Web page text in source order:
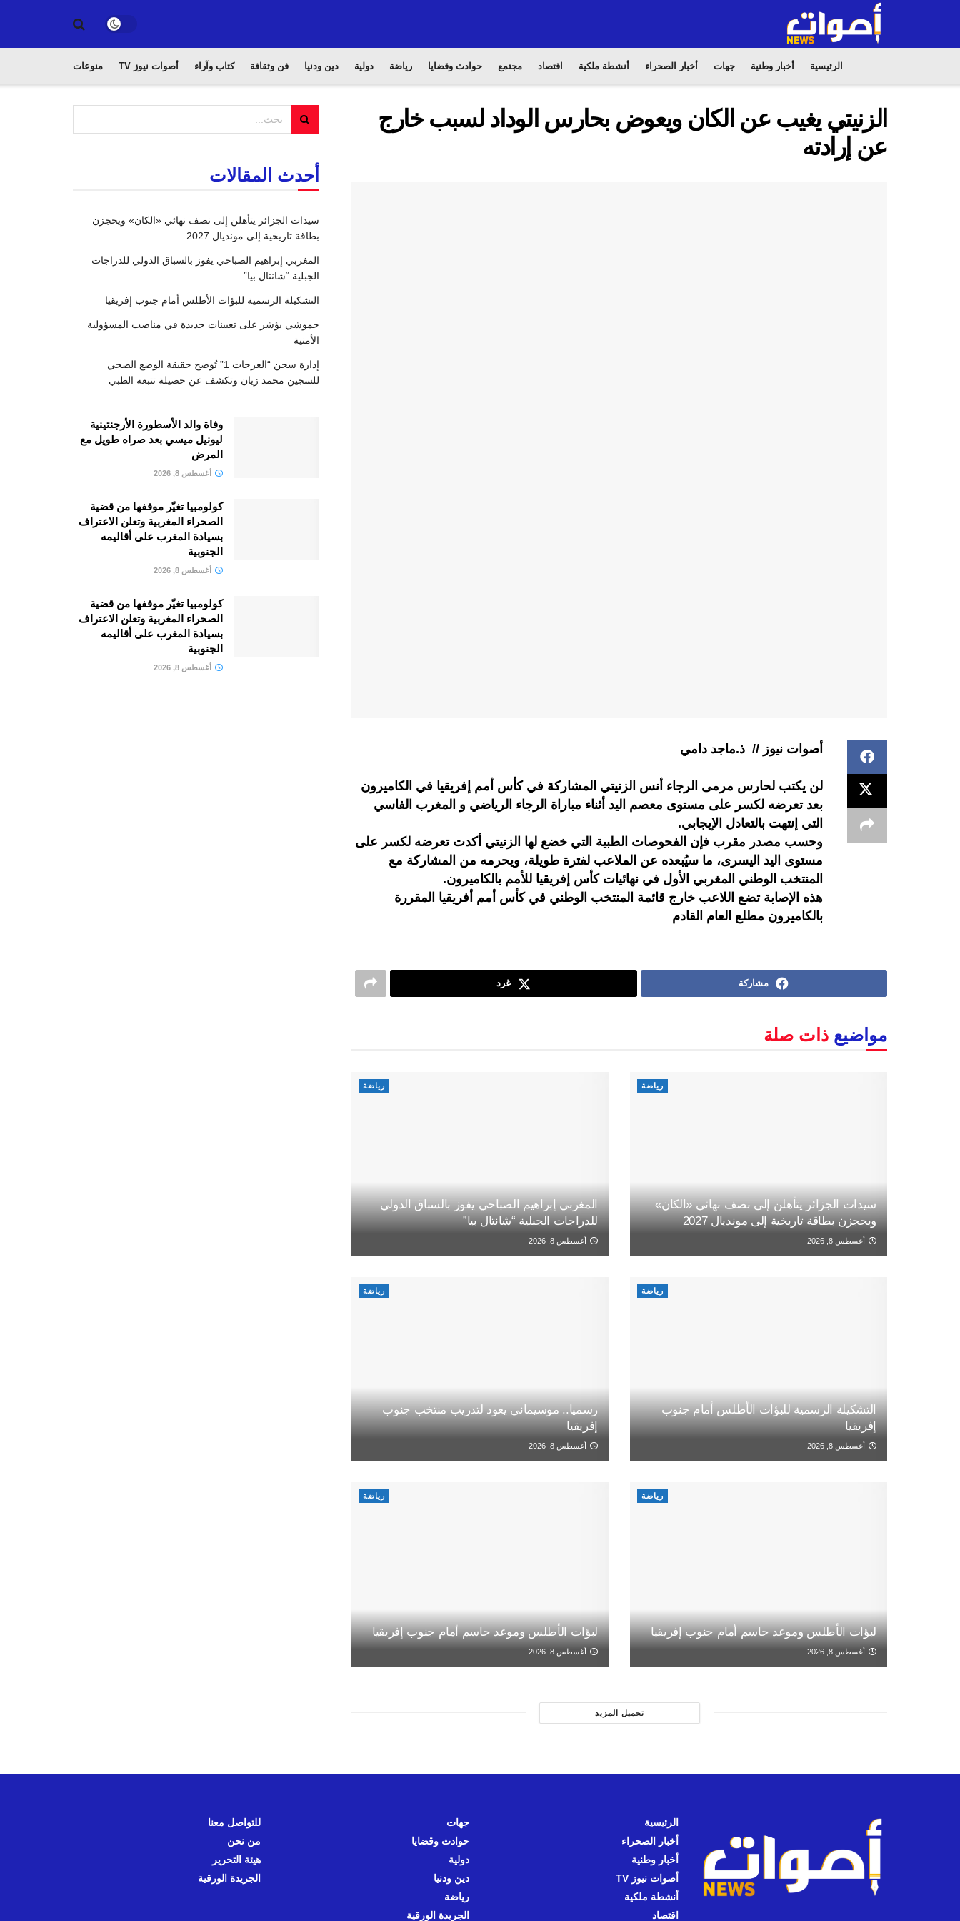
الرئيسية أخبار وطنية جهات أخبار الصحراء أنشطة ملكية اقتصاد مجتمع حوادث وقضايا رياضة دولية دين ودنيا فن وثقافة كتاب وآراء أصوات نيوز TV منوعات
الزنيتي يغيب عن الكان ويعوض بحارس الوداد لسبب خارج
عن إرادته
أصوات نيوز // ذ.ماجد دامي
لن يكتب لحارس مرمى الرجاء أنس الزنيتي المشاركة في كأس أمم إفريقيا في الكاميرون
بعد تعرضه لكسر على مستوى معصم اليد أثناء مباراة الرجاء الرياضي و المغرب الفاسي
التي إنتهت بالتعادل الإيجابي.
وحسب مصدر مقرب فإن الفحوصات الطبية التي خضع لها الزنيتي أكدت تعرضه لكسر على
مستوى اليد اليسرى، ما سيُبعده عن الملاعب لفترة طويلة، ويحرمه من المشاركة مع
المنتخب الوطني المغربي الأول في نهائيات كأس إفريقيا للأمم بالكاميرون.
هذه الإصابة تضع اللاعب خارج قائمة المنتخب الوطني في كأس أمم أفريقيا المقررة
بالكاميرون مطلع العام القادم
مشاركة غرد
مواضيع ذات صلة
رياضة
سيدات الجزائر يتأهلن إلى نصف نهائي «الكان»
ويحجزن بطاقة تاريخية إلى مونديال 2027
أغسطس 8, 2026
رياضة
المغربي إبراهيم الصباحي يفوز بالسباق الدولي
للدراجات الجبلية “شانتال بيا”
أغسطس 8, 2026
رياضة
التشكيلة الرسمية للبؤات الأطلس أمام جنوب
إفريقيا
أغسطس 8, 2026
رياضة
رسميا.. موسيماني يعود لتدريب منتخب جنوب
إفريقيا
أغسطس 8, 2026
رياضة
لبؤات الأطلس وموعد حاسم أمام جنوب إفريقيا
أغسطس 8, 2026
رياضة
لبؤات الأطلس وموعد حاسم أمام جنوب إفريقيا
أغسطس 8, 2026
تحميل المزيد
أحدث المقالات
سيدات الجزائر يتأهلن إلى نصف نهائي «الكان» ويحجزن
بطاقة تاريخية إلى مونديال 2027
المغربي إبراهيم الصباحي يفوز بالسباق الدولي للدراجات
الجبلية “شانتال بيا”
التشكيلة الرسمية للبؤات الأطلس أمام جنوب إفريقيا
حموشي يؤشر على تعيينات جديدة في مناصب المسؤولية
الأمنية
إدارة سجن “العرجات 1” تُوضح حقيقة الوضع الصحي
للسجين محمد زيان وتكشف عن حصيلة تتبعه الطبي
وفاة والد الأسطورة الأرجنتينية
ليونيل ميسي بعد صراه طويل مع
المرض
أغسطس 8, 2026
كولومبيا تغيّر موقفها من قضية
الصحراء المغربية وتعلن الاعتراف
بسيادة المغرب على أقاليمه
الجنوبية
أغسطس 8, 2026
كولومبيا تغيّر موقفها من قضية
الصحراء المغربية وتعلن الاعتراف
بسيادة المغرب على أقاليمه
الجنوبية
أغسطس 8, 2026
الرئيسية
أخبار الصحراء
أخبار وطنية
أصوات نيوز TV
أنشطة ملكية
اقتصاد
جهات
حوادث وقضايا
دولية
دين ودنيا
رياضة
الجريدة الورقية
للتواصل معنا
من نحن
هيئة التحرير
الجريدة الورقية